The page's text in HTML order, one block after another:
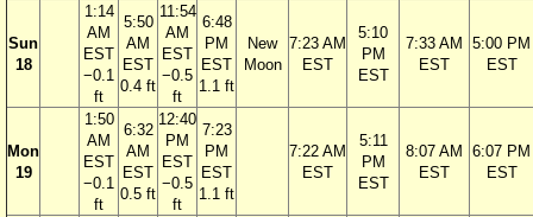
Sun
18
1:14
AM
EST
−0.1
ft
5:50
AM
EST
0.4 ft
11:54
AM
EST
−0.5
ft
6:48
PM
EST
1.1 ft
New
Moon
7:23 AM
EST
5:10
PM
EST
7:33 AM
EST
5:00 PM
EST
Mon
19
1:50
AM
EST
−0.1
ft
6:32
AM
EST
0.5 ft
12:40
PM
EST
−0.5
ft
7:23
PM
EST
1.1 ft
7:22 AM
EST
5:11
PM
EST
8:07 AM
EST
6:07 PM
EST